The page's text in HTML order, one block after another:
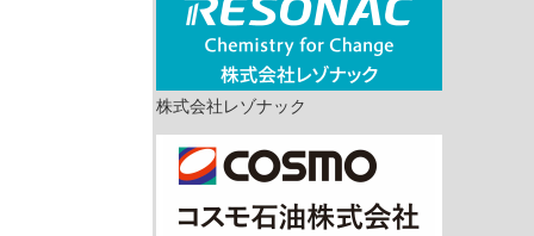
株式会社レゾナック